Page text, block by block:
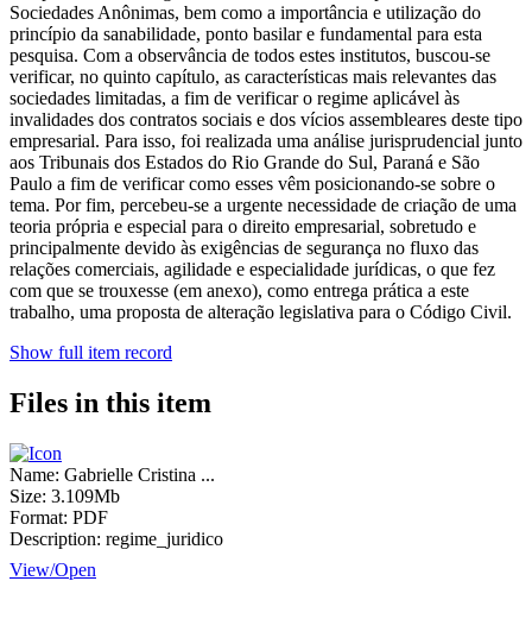
Sociedades Anônimas, bem como a importância e utilização do
princípio da sanabilidade, ponto basilar e fundamental para esta
pesquisa. Com a observância de todos estes institutos, buscou-se
verificar, no quinto capítulo, as características mais relevantes das
sociedades limitadas, a fim de verificar o regime aplicável às
invalidades dos contratos sociais e dos vícios assembleares deste tipo
empresarial. Para isso, foi realizada uma análise jurisprudencial junto
aos Tribunais dos Estados do Rio Grande do Sul, Paraná e São
Paulo a fim de verificar como esses vêm posicionando-se sobre o
tema. Por fim, percebeu-se a urgente necessidade de criação de uma
teoria própria e especial para o direito empresarial, sobretudo e
principalmente devido às exigências de segurança no fluxo das
relações comerciais, agilidade e especialidade jurídicas, o que fez
com que se trouxesse (em anexo), como entrega prática a este
trabalho, uma proposta de alteração legislativa para o Código Civil.
Show full item record
Files in this item
Name: Gabrielle Cristina ...
Size: 3.109Mb
Format: PDF
Description: regime_juridico
View/Open